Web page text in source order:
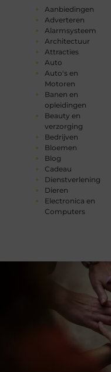
Aanbiedingen
Adverteren
Alarmsysteem
Architectuur
Attracties
Auto
Auto's en
Motoren
Banen en
opleidingen
Beauty en
verzorging
Bedrijven
Bloemen
Blog
Cadeau
Dienstverlening
Dieren
Electronica en
Computers